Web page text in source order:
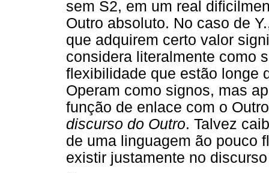
sem S2, em um real
Outro absoluto. No caso de
que adquirem certo valor
considera literalmente como
flexibilidade que estão longe
Operam como signos, mas
função de enlace com o
discurso do Outro. Talvez
de uma linguagem ão pouco
existir justamente no